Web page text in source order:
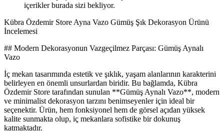
içerikler burada sizi bekliyor.
Kübra Özdemir Store Ayna Vazo Gümüş Şık Dekorasyon Ürünü
İncelemesi
## Modern Dekorasyonun Vazgeçilmez Parçası: Gümüş Aynalı
Vazo
İç mekan tasarımında estetik ve şıklık, yaşam alanlarının karakterini
belirleyen en önemli unsurlardan biridir. Bu bağlamda, Kübra
Özdemir Store tarafından sunulan **Gümüş Aynalı Vazo**, modern
ve minimalist dekorasyon tarzını benimseyenler için ideal bir
seçenektir. Ürün, hem fonksiyonel hem de görsel açıdan yüksek
kalite sunmakta olup, iç mekanlara sofistike bir dokunuş
katmaktadır.